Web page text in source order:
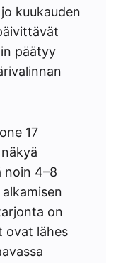
kuukauden
päätyy
17
noin 4–8
on
ovat lähes